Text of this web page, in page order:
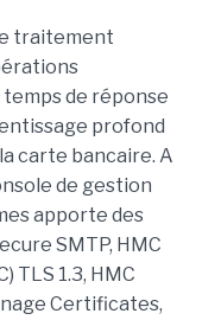
traitement
temps de réponse
profond
carte bancaire. A
de gestion
apporte des
SMTP, HMC
TLS 1.3, HMC
Certificates,